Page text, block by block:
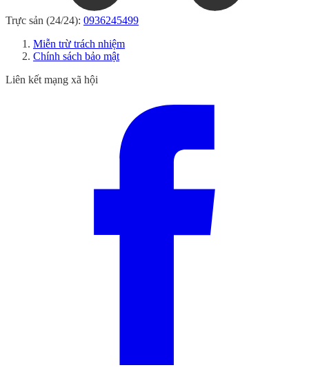
Trực sản (24/24): 0936245499
Miễn trừ trách nhiệm
Chính sách bảo mật
Liên kết mạng xã hội